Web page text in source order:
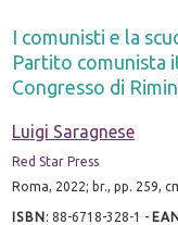
I comunisti e la
Partito comunista
Congresso di
Luigi Saragnese
Red Star Press
Roma, 2022; br., pp. 259,
ISBN:88-6718-328-1 -